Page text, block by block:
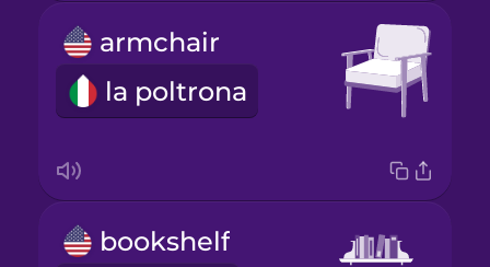
armchair
la poltrona
bookshelf